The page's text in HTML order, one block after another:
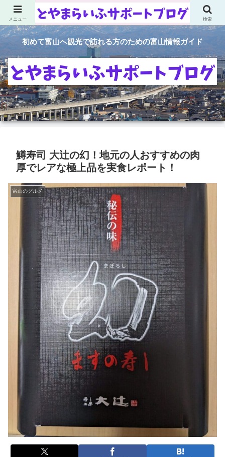
初めて富山へ観光で訪れる方のための富山情報ガイド
鱒寿司 大辻の幻！地元の人おすすめの肉
厚でレアな極上品を実食レポート！
富山のグルメ
メニュー 検索